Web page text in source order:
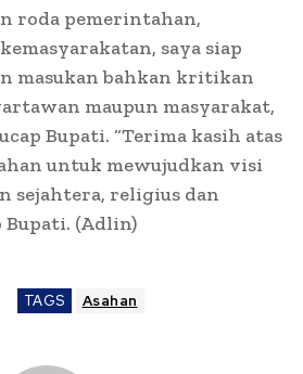
roda pemerintahan,
saya siap
masukan bahkan kritikan
maupun masyarakat,
Bupati. “Terima kasih atas
untuk mewujudkan visi
sejahtera, religius dan
(Adlin)
TAGS Asahan